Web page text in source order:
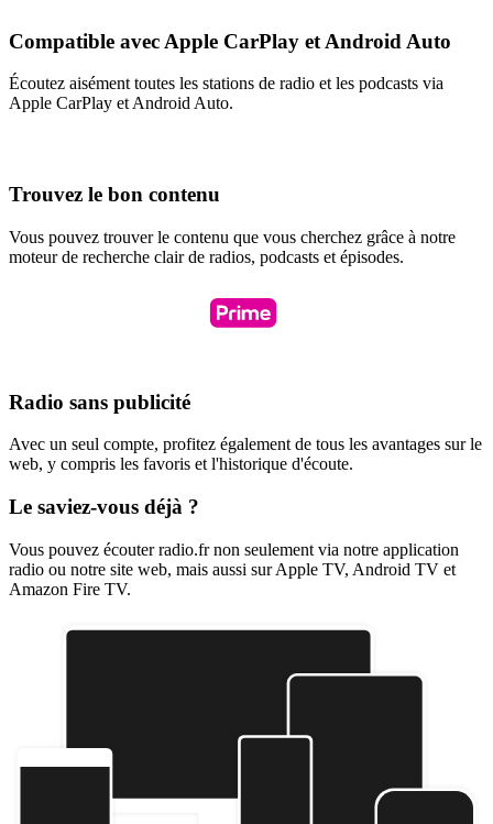
Compatible avec Apple CarPlay et Android Auto
Écoutez aisément toutes les stations de radio et les podcasts via
Apple CarPlay et Android Auto.
Trouvez le bon contenu
Vous pouvez trouver le contenu que vous cherchez grâce à notre
moteur de recherche clair de radios, podcasts et épisodes.
Radio sans publicité
Avec un seul compte, profitez également de tous les avantages sur le
web, y compris les favoris et l'historique d'écoute.
Le saviez-vous déjà ?
Vous pouvez écouter radio.fr non seulement via notre application
radio ou notre site web, mais aussi sur Apple TV, Android TV et
Amazon Fire TV.